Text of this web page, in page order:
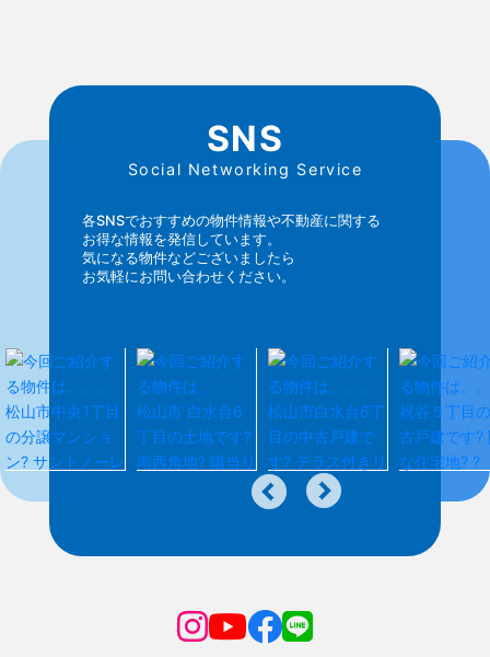
SNS
Social Networking Service
各SNSでおすすめの物件情報や不動産に関する
お得な情報を発信しています。
気になる物件などございましたら
お気軽にお問い合わせください。